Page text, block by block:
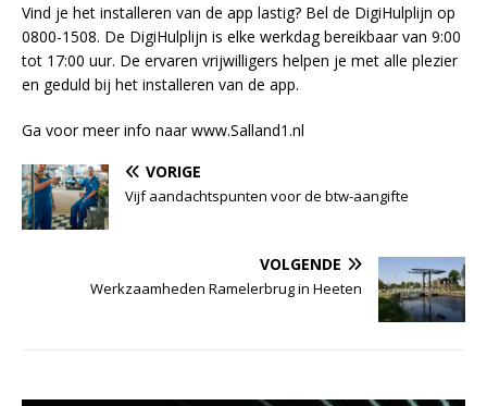
Vind je het installeren van de app lastig? Bel de DigiHulplijn op
0800-1508. De DigiHulplijn is elke werkdag bereikbaar van 9:00
tot 17:00 uur. De ervaren vrijwilligers helpen je met alle plezier
en geduld bij het installeren van de app.
Ga voor meer info naar www.Salland1.nl
VORIGE
Vijf aandachtspunten voor de btw-aangifte
VOLGENDE
Werkzaamheden Ramelerbrug in Heeten